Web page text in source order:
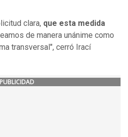
clara, que esta medida
de manera unánime como
transversal", cerró Irací
PUBLICIDAD